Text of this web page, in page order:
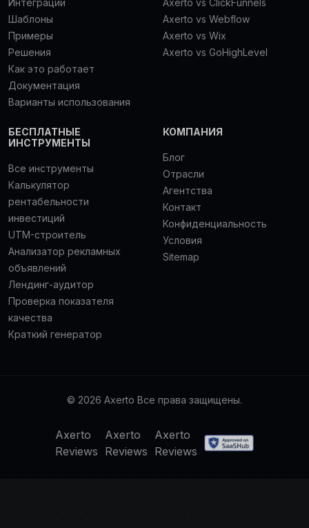
Интеграции
Шаблоны
Примеры
Решения
Как это работает
Документация
Варианты использования
Axerto vs ClickFunnels
Axerto vs Webflow
Axerto vs Wix
Axerto vs GoHighLevel
БЕСПЛАТНЫЕ
ИНСТРУМЕНТЫ
Все инструменты
Калькулятор
рентабельности
инвестиций
UTM-строитель
Анализатор рекламных
объявлений
Лендинг-аудитор
Проверка показателя
качества
Краткий генератор
КОМПАНИЯ
Блог
Отрасли
Агентства
Контакт
Конфиденциальность
Условия
Sitemap
© 2026 Axerto Все права защищены.
Axerto
Reviews
Axerto
Reviews
Axerto
Reviews